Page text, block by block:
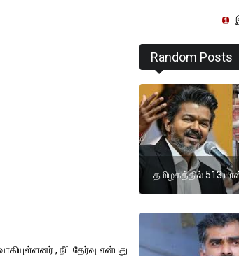
இன்று வேளாண்
நீட் தேர்வு என்பது
Random Posts
தமிழகத்தில் 513